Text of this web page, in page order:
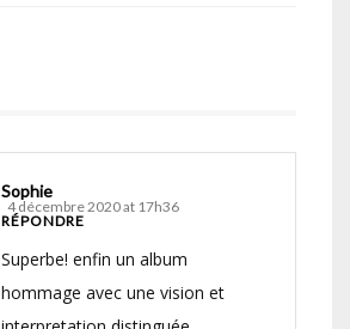
Sophie
4 décembre 2020 at 17h36
RÉPONDRE
Superbe! enfin un album
hommage avec une vision et